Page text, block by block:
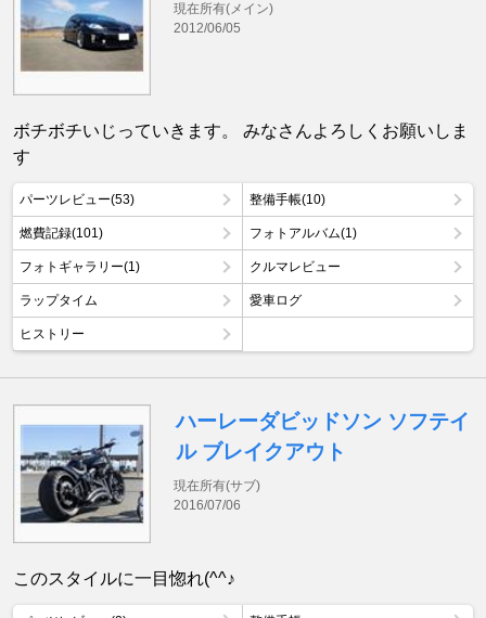
現在所有(メイン)
2012/06/05
ボチボチいじっていきます。 みなさんよろしくお願いしま
す
パーツレビュー(53) 整備手帳(10)
燃費記録(101) フォトアルバム(1)
フォトギャラリー(1) クルマレビュー
ラップタイム 愛車ログ
ヒストリー
ハーレーダビッドソン ソフテイ
ル ブレイクアウト
現在所有(サブ)
2016/07/06
このスタイルに一目惚れ(^^♪